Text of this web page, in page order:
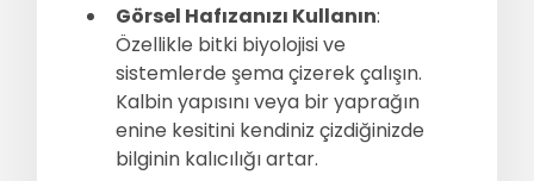
Görsel Hafızanızı Kullanın:
Özellikle bitki biyolojisi ve
sistemlerde şema çizerek çalışın.
Kalbin yapısını veya bir yaprağın
enine kesitini kendiniz çizdiğinizde
bilginin kalıcılığı artar.